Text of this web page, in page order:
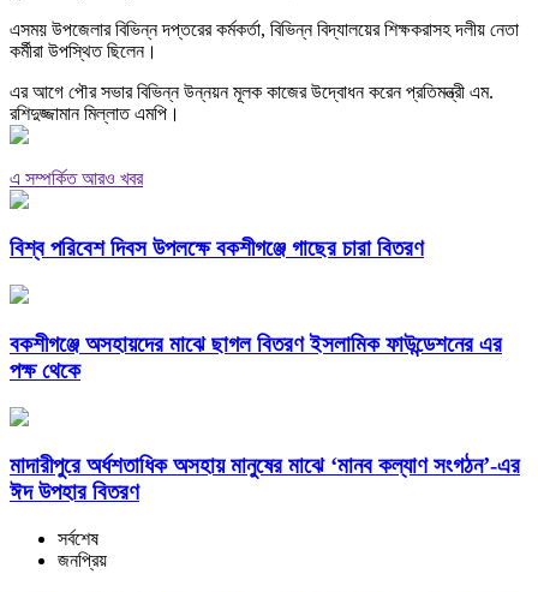
এসময় উপজেলার বিভিন্ন দপ্তরের কর্মকর্তা, বিভিন্ন বিদ্যালয়ের শিক্ষকরাসহ দলীয় নেতা
কর্মীরা উপস্থিত ছিলেন।
এর আগে পৌর সভার বিভিন্ন উন্নয়ন মূলক কাজের উদ্বোধন করেন প্রতিমন্ত্রী এম.
রশিদুজ্জামান মিল্লাত এমপি।
এ সম্পর্কিত আরও খবর
বিশ্ব পরিবেশ দিবস উপলক্ষে বকশীগঞ্জে গাছের চারা বিতরণ
বকশীগঞ্জে অসহায়দের মাঝে ছাগল বিতরণ ইসলামিক ফাউন্ডেশনের এর
পক্ষ থেকে
মাদারীপুরে অর্ধশতাধিক অসহায় মানুষের মাঝে ‘মানব কল্যাণ সংগঠন’-এর
ঈদ উপহার বিতরণ
সর্বশেষ
জনপ্রিয়